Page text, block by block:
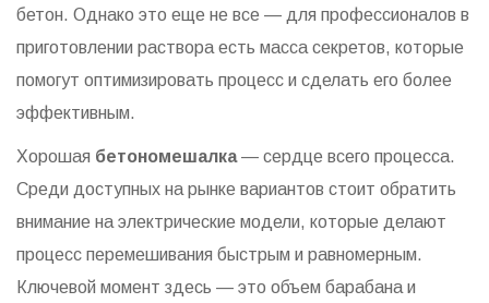
бетон. Однако это еще не все — для профессионалов в
приготовлении раствора есть масса секретов, которые
помогут оптимизировать процесс и сделать его более
эффективным.
Хорошая бетономешалка— сердце всего процесса.
Среди доступных на рынке вариантов стоит обратить
внимание на электрические модели, которые делают
процесс перемешивания быстрым и равномерным.
Ключевой момент здесь — это объем барабана и